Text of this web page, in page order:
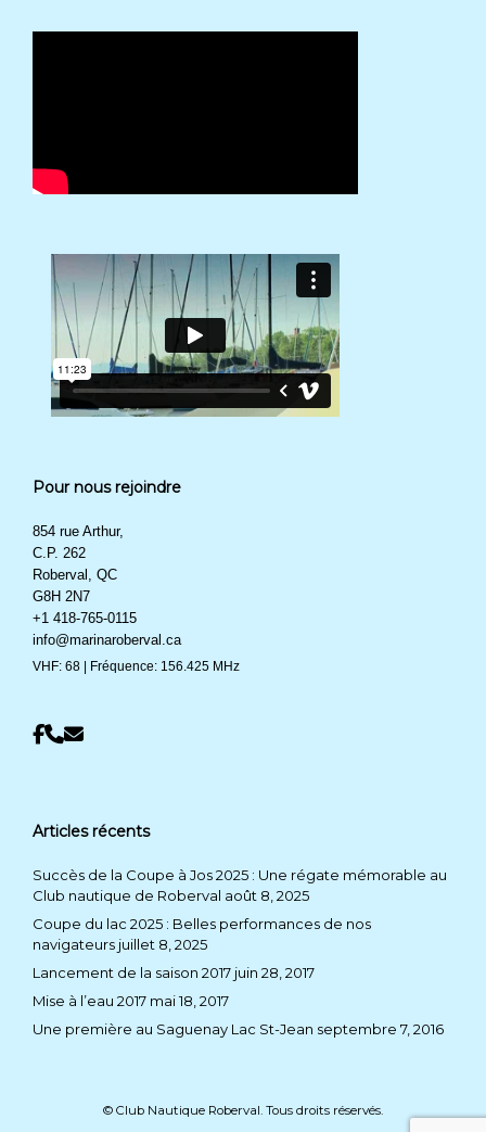
Pour nous rejoindre
854 rue Arthur,
C.P. 262
Roberval, QC
G8H 2N7
+1 418-765-0115
info@marinaroberval.ca
VHF: 68 | Fréquence: 156.425 MHz
Articles récents
Succès de la Coupe à Jos 2025 : Une régate mémorable au
Club nautique de Roberval août 8, 2025
Coupe du lac 2025 : Belles performances de nos
navigateurs juillet 8, 2025
Lancement de la saison 2017 juin 28, 2017
Mise à l’eau 2017 mai 18, 2017
Une première au Saguenay Lac St-Jean septembre 7, 2016
© Club Nautique Roberval. Tous droits réservés.